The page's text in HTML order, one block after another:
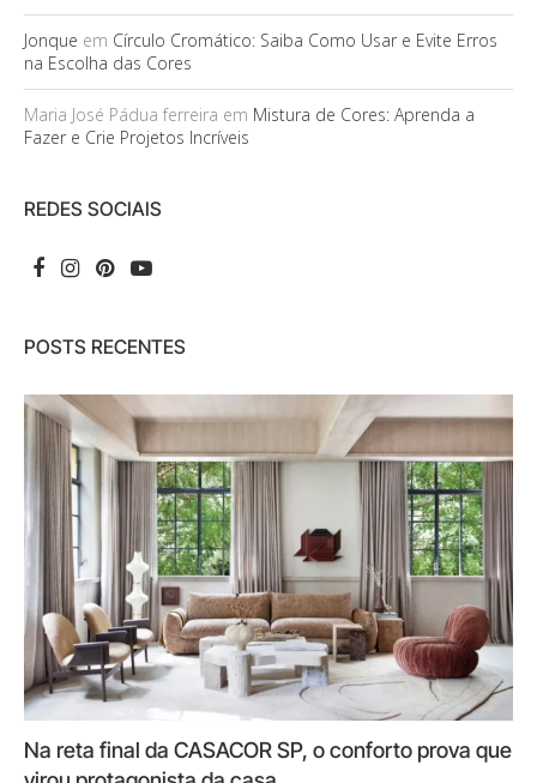
Jonque em Círculo Cromático: Saiba Como Usar e Evite Erros
na Escolha das Cores
Maria José Pádua ferreira em Mistura de Cores: Aprenda a
Fazer e Crie Projetos Incríveis
REDES SOCIAIS
POSTS RECENTES
Na reta final da CASACOR SP, o conforto prova que